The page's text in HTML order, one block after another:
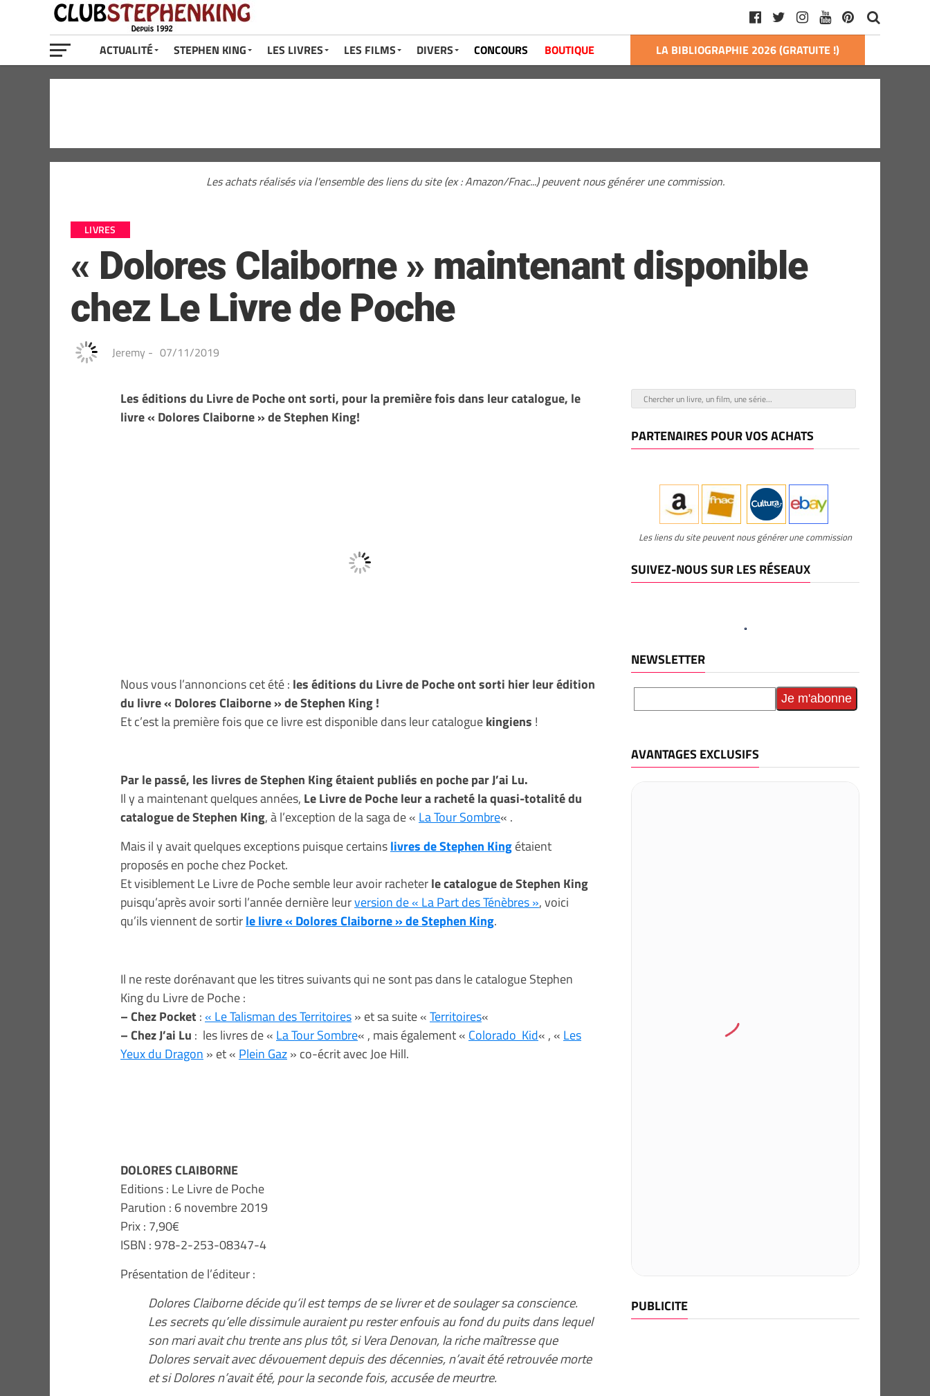
ACTUALITÉ STEPHEN KING LES LIVRES LES FILMS DIVERS CONCOURS BOUTIQUE LA BIBLIOGRAPHIE 2026 (GRATUITE !)
Les achats réalisés via l'ensemble des liens du site (ex : Amazon/Fnac...) peuvent nous générer une commission.
LIVRES
« Dolores Claiborne » maintenant disponible
chez Le Livre de Poche
Jeremy - 07/11/2019
Les éditions du Livre de Poche ont sorti, pour la première fois dans leur catalogue, le
livre « Dolores Claiborne » de Stephen King!
Nous vous l’annoncions cet été : les éditions du Livre de Poche ont sorti hier leur édition
du livre « Dolores Claiborne » de Stephen King !
Et c’est la première fois que ce livre est disponible dans leur cataloguekingiens !
Par le passé, les livres de Stephen King étaient publiés en poche par J’ai Lu.
Il y a maintenant quelques années, Le Livre de Poche leur a racheté la quasi-totalité du
catalogue de Stephen King, à l’exception de la saga de « La Tour Sombre« .
Mais il y avait quelques exceptions puisque certainslivres de Stephen Kingétaient
proposés en poche chez Pocket.
Et visiblement Le Livre de Poche semble leur avoir racheterle catalogue de Stephen King
puisqu’après avoir sorti l’année dernière leurversion de « La Part des Ténèbres », voici
qu’ils viennent de sortirle livre « Dolores Claiborne » de Stephen King.
Il ne reste dorénavant que les titres suivants qui ne sont pas dans le catalogue Stephen
King du Livre de Poche :
– Chez Pocket :« Le Talisman des Territoires» et sa suite «Territoires«
– Chez J’ai Lu : les livres de « La Tour Sombre« , mais également « Colorado Kid« , « Les
Yeux du Dragon » et « Plein Gaz» co-écrit avec Joe Hill.
DOLORES CLAIBORNE
Editions : Le Livre de Poche
Parution : 6 novembre 2019
Prix : 7,90€
ISBN : 978-2-253-08347-4
Présentation de l’éditeur :
Dolores Claiborne décide qu’il est temps de se livrer et de soulager sa conscience.
Les secrets qu’elle dissimule auraient pu rester enfouis au fond du puits dans lequel
son mari avait chu trente ans plus tôt, si Vera Denovan, la riche maîtresse que
Dolores servait avec dévouement depuis des décennies, n’avait été retrouvée morte
et si Dolores n’avait été, pour la seconde fois, accusée de meurtre.
PARTENAIRES POUR VOS ACHATS
Les liens du site peuvent nous générer une commission
SUIVEZ-NOUS SUR LES RÉSEAUX
NEWSLETTER
AVANTAGES EXCLUSIFS
PUBLICITE